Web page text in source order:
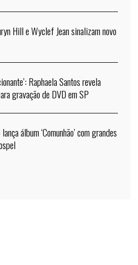
Hill e Wyclef Jean sinalizam novo
Raphaela Santos revela
gravação de DVD em SP
álbum ‘Comunhão’ com grandes